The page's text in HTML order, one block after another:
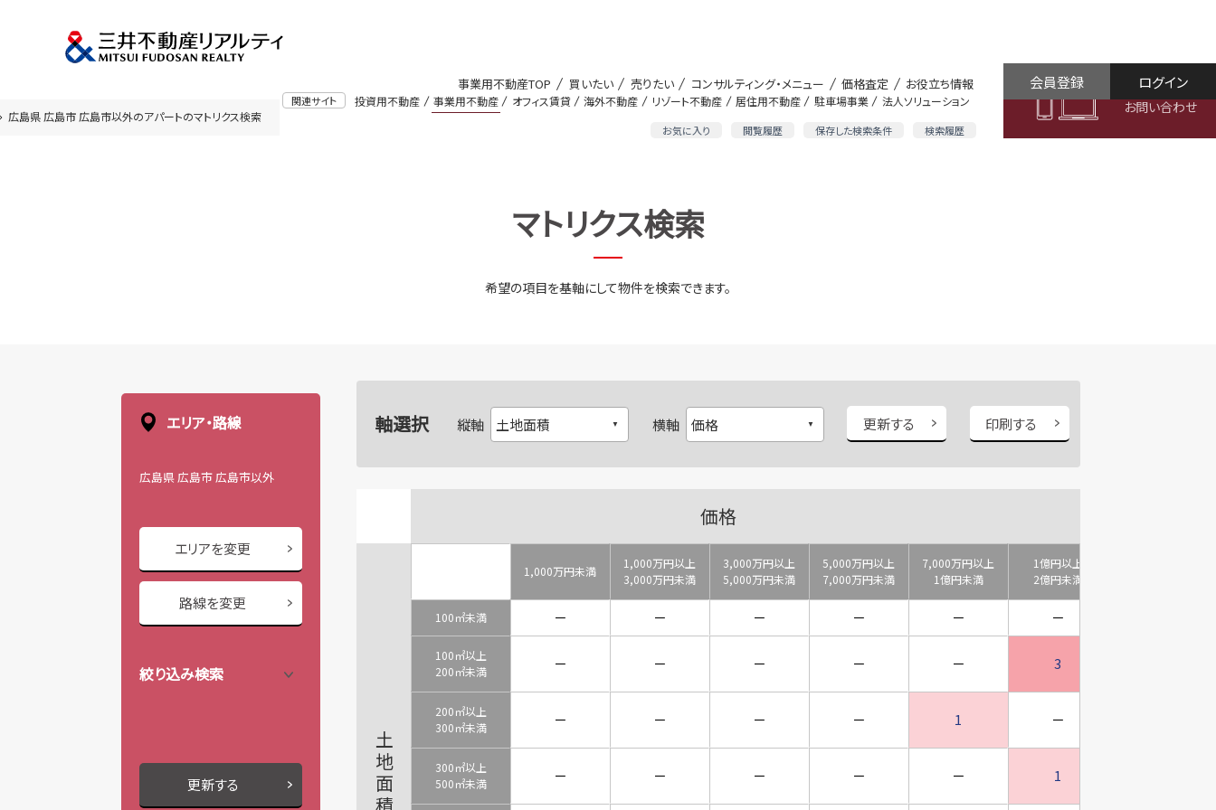
関連サイト 投資用不動産 事業用不動産 オフィス賃貸 海外不動産 リゾート不動産 居住用不動産 駐車場事業 法人ソリューション
お気に入り 閲覧履歴 保存した検索条件 検索履歴
事業用不動産TOP 買いたい 売りたい コンサルティング・メニュー 価格査定 お役立ち情報
お問い合わせ
ログイン
会員登録
広島県 広島市 広島市以外のアパートのマトリクス検索
マトリクス検索
希望の項目を基軸にして物件を検索できます。
エリア・路線
広島県 広島市 広島市以外
エリアを変更
路線を変更
絞り込み検索
更新する
軸選択 縦軸 横軸 更新する 印刷する
価格
土地面積
1,000万円未満
1,000万円以上
3,000万円未満
3,000万円以上
5,000万円未満
5,000万円以上
7,000万円未満
7,000万円以上
1億円未満
1億円以上
2億円未満
100㎡未満 － － － － － －
100㎡以上
200㎡未満
－ － － － － 3
200㎡以上
300㎡未満
－ － － － 1 －
300㎡以上
500㎡未満
－ － － － － 1